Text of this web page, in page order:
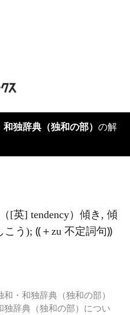
独辞典（独和の部） の解
英] tendency）傾き, 傾
う); ⸨＋zu 不定詞句⸩
・和独辞典（独和の部）
独辞典（独和の部）につい